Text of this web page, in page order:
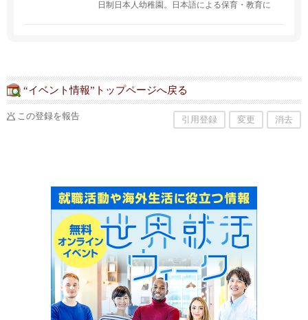
日制日本人幼稚園。日本語による保育・教育に
“イベント情報”トップページへ戻る
この登録を報告 引用登録 変更 消去